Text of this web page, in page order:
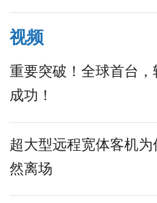
视频
重要突破！全球首台，
成功！
超大型远程宽体客机为
然离场